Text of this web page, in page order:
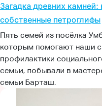
Загадка древних
собственные петроглифы
Пять семей из посёлка
которым помогают наши
профилактики
семьи, побывали в
семьи Барташ.